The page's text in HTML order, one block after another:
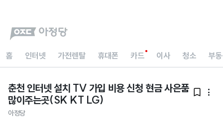
홈 인터넷 가전렌탈 휴대폰 카드 이사 청소 부
춘천 인터넷 설치 TV 가입 비용 신청 현금 사은품
많이주는곳(SK KT LG)
 
아정당